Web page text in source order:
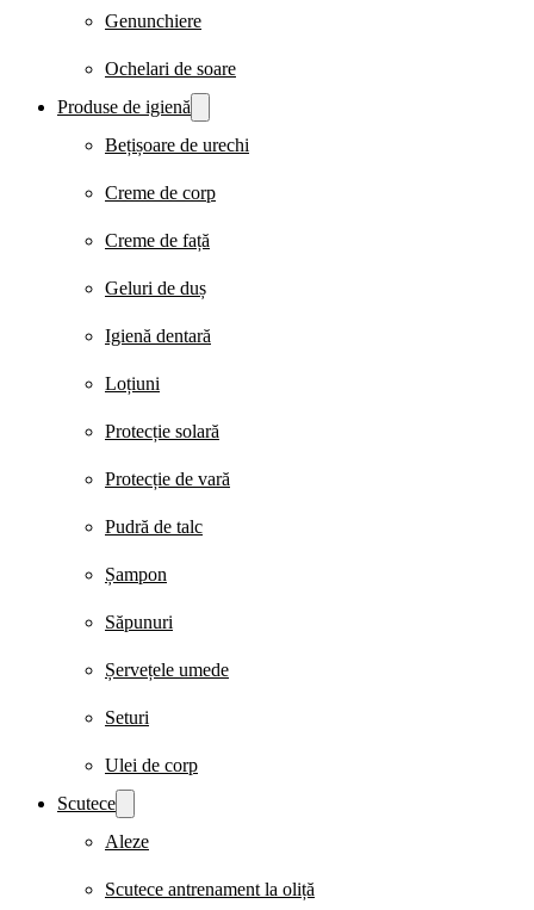
Genunchiere
Ochelari de soare
Produse de igienă
Bețișoare de urechi
Creme de corp
Creme de față
Geluri de duș
Igienă dentară
Loțiuni
Protecție solară
Protecție de vară
Pudră de talc
Șampon
Săpunuri
Șervețele umede
Seturi
Ulei de corp
Scutece
Aleze
Scutece antrenament la oliță